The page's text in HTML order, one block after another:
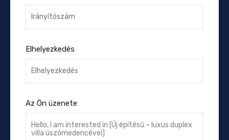
Elhelyezkedés
Az Ön üzenete